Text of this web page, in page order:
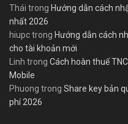
Thái trong Hướng dẫn cách
nhất 2026
hiupctrong Hướng dẫn cách
cho tài khoản mới
Linh trong Cách hoàn thuế
Mobile
Phuong trong Share key bản
phí 2026